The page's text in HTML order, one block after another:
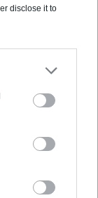
disclose it to
Partenaire